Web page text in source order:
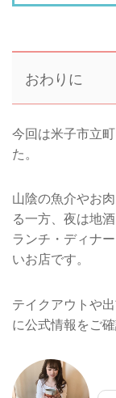
おわりに
今回は米子市立
た。
山陰の魚介やお
る一方、夜は地
ランチ・ディナ
いお店です。
テイクアウトや
に公式情報をご確